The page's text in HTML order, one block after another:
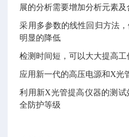
展的分析需要增加分析元素及
采用多参数的线性回归方法
明显的降低
检测时间短，可以大大提高工
应用新一代的高压电源和X光
利用新X光管提高仪器的测
全防护等级